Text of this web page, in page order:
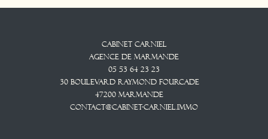
Cabinet CARNIEL
Agence De Marmande
05 53 64 23 23
30 Boulevard Raymond Fourcade
47200
Marmande
contact@cabinet-carniel.immo